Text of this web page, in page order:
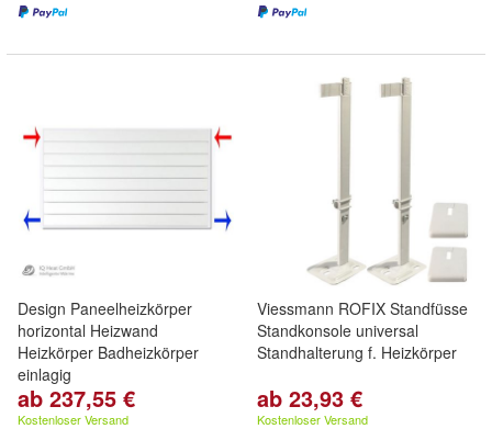
Design Paneelheizkörper
horizontal Heizwand
Heizkörper Badheizkörper
einlagig
ab 237,55 €
Kostenloser Versand
Viessmann ROFIX Standfüsse
Standkonsole universal
Standhalterung f. Heizkörper
ab 23,93 €
Kostenloser Versand